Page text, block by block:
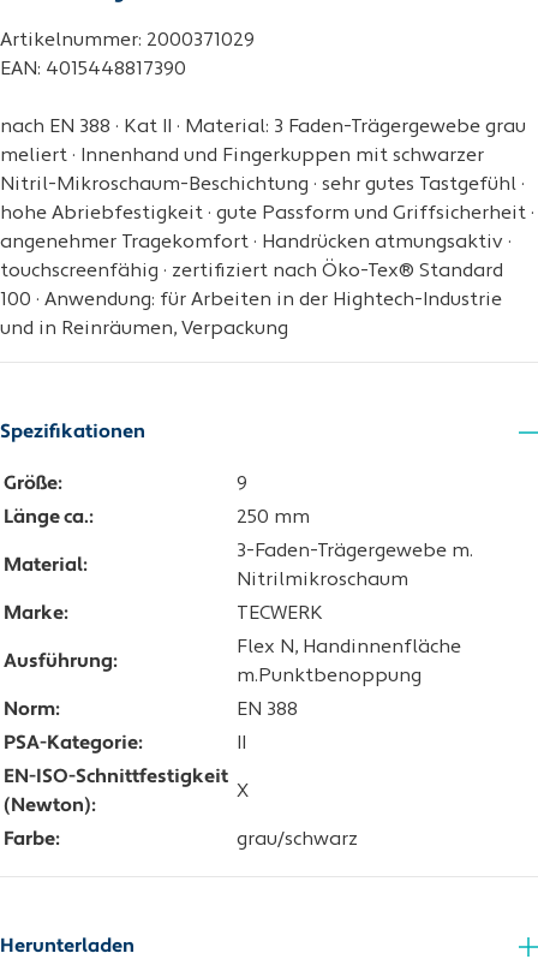
Artikelnummer: 2000371029
EAN: 4015448817390
nach EN 388 · Kat II · Material: 3 Faden-Trägergewebe grau
meliert · Innenhand und Fingerkuppen mit schwarzer
Nitril-Mikroschaum-Beschichtung · sehr gutes Tastgefühl ·
hohe Abriebfestigkeit · gute Passform und Griffsicherheit ·
angenehmer Tragekomfort · Handrücken atmungsaktiv ·
touchscreenfähig · zertifiziert nach Öko-Tex® Standard
100 · Anwendung: für Arbeiten in der Hightech-Industrie
und in Reinräumen, Verpackung
Spezifikationen
Größe:
9
Länge ca.:
250 mm
Material:
3-Faden-Trägergewebe m.
Nitrilmikroschaum
Marke:
TECWERK
Ausführung:
Flex N, Handinnenfläche
m.Punktbenoppung
Norm:
EN 388
PSA-Kategorie:
EN-ISO-Schnittfestigkeit
(Newton):
X
Farbe: grau/schwarz
Herunterladen